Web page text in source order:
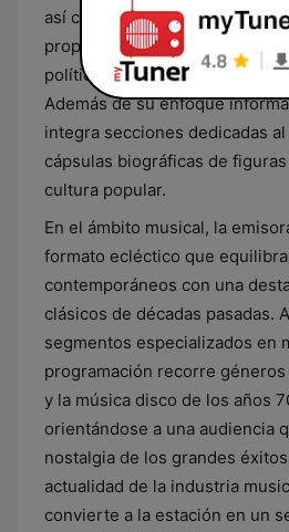
así como de noticias
proporcionando reportes
política, sociedad y sucesos
Además de su enfoque
integra secciones dedicadas
cápsulas biográficas de
cultura popular.
En el ámbito musical, la
formato ecléctico que
contemporáneos con una
clásicos de décadas pasadas.
segmentos especializados en
programación recorre
y la música disco de los años
orientándose a una audiencia
nostalgia de los grandes
actualidad de la industria
convierte a la estación en un